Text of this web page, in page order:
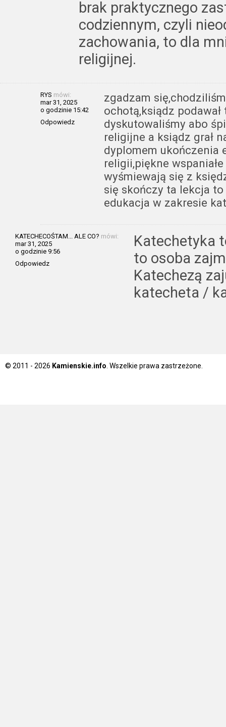
brak praktycznego
codziennym, czyli
zachowania, to dla
religijnej.
RYS mówi:
mar 31, 2025
o godzinie 15:42
Odpowiedz
zgadzam
ochotą,ksiądz
dyskutowaliśmy abo
religijne a ksiądz grał
dyplomem ukończenia
religii,piękne
wyśmiewają się z
się skończy ta lekcja
edukacja w zakresie
KATECHECOŚTAM... ALE CO? mówi:
mar 31, 2025
o godzinie 9:56
Odpowiedz
Katechetyka
to osoba
Katechezą
katecheta /
© 2011 - 2026 Kamienskie.info . Wszelkie prawa zastrzeżone.